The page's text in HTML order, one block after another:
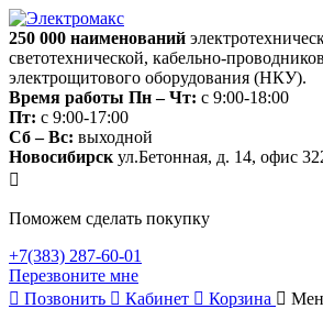
250 000 наименований
светотехнической, кабельно-
электрощитового оборудования (НКУ).
Время работы Пн – Чт: с 9:00-18:00
Пт: с 9:00-17:00
Сб – Вс: выходной
Новосибирск ул.Бетонная, д. 14, офис
Поможем сделать покупку
+7(383) 287-60-01
Перезвоните мне
Позвонить
Кабинет Корзина